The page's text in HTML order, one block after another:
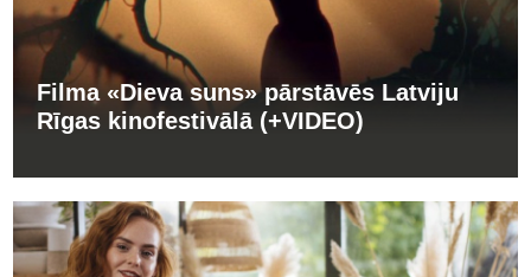
Filma «Dieva suns» pārstāvēs Latviju
Rīgas kinofestivālā (+VIDEO)